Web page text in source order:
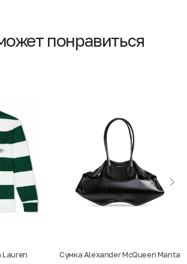
понравиться
Lauren Cумка Alexander McQueen Manta